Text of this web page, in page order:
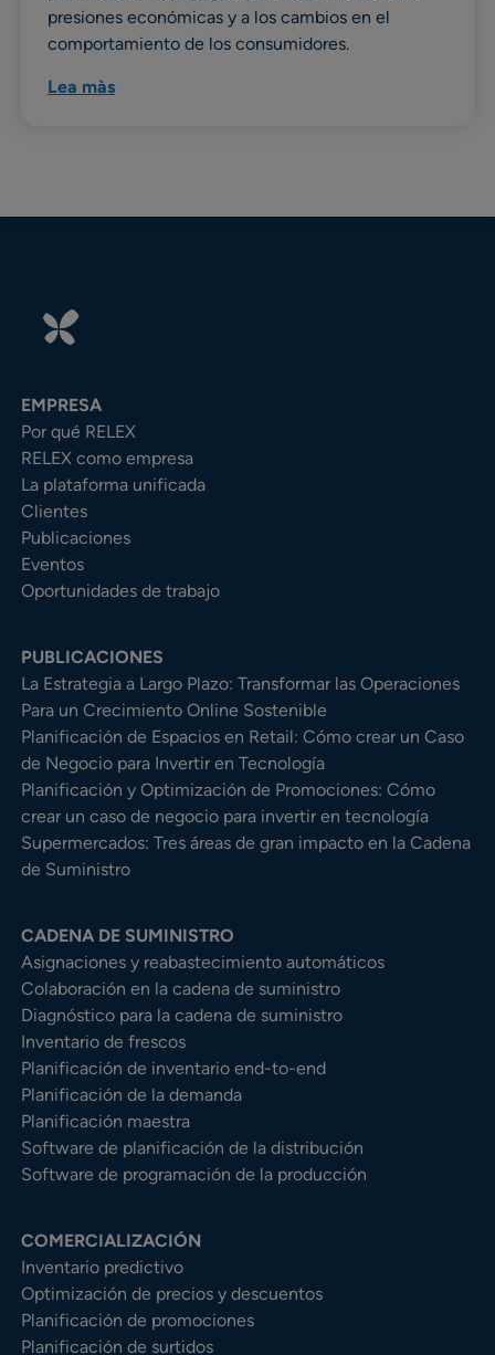
presiones económicas y a los cambios en el
comportamiento de los consumidores.
Lea màs
EMPRESA
Por qué RELEX
RELEX como empresa
La plataforma unificada
Clientes
Publicaciones
Eventos
Oportunidades de trabajo
PUBLICACIONES
La Estrategia a Largo Plazo: Transformar las Operaciones
Para un Crecimiento Online Sostenible
Planificación de Espacios en Retail: Cómo crear un Caso
de Negocio para Invertir en Tecnología
Planificación y Optimización de Promociones: Cómo
crear un caso de negocio para invertir en tecnología
Supermercados: Tres áreas de gran impacto en la Cadena
de Suministro
CADENA DE SUMINISTRO
Asignaciones y reabastecimiento automáticos
Colaboración en la cadena de suministro
Diagnóstico para la cadena de suministro
Inventario de frescos
Planificación de inventario end-to-end
Planificación de la demanda
Planificación maestra
Software de planificación de la distribución
Software de programación de la producción
COMERCIALIZACIÓN
Inventario predictivo
Optimización de precios y descuentos
Planificación de promociones
Planificación de surtidos